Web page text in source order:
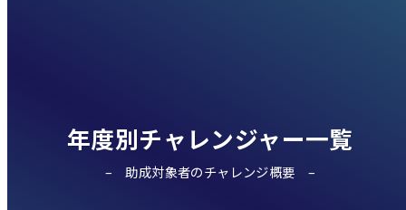
年度別チャレンジャー一覧
助成対象者のチャレンジ概要